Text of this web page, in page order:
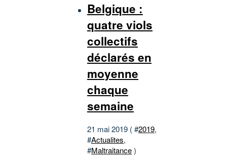
Belgique :
quatre viols
collectifs
déclarés en
moyenne
chaque
semaine
21 mai 2019 ( #2019,
#Actualites,
#Maltraitance)